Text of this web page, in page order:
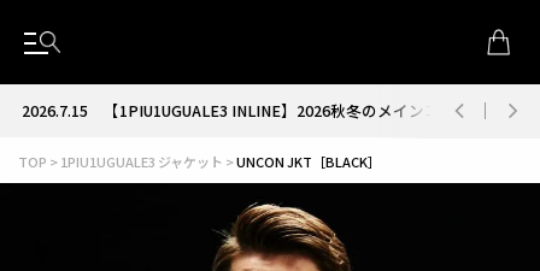
2026.7.15【1PIU1UGUALE3 INLINE】2026秋冬のメインコレクションが
TOP 1PIU1UGUALE3 ジャケット UNCON JKT［BLACK］